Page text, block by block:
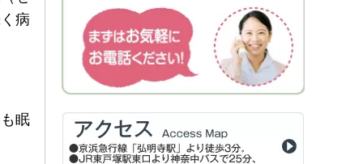
病
眠